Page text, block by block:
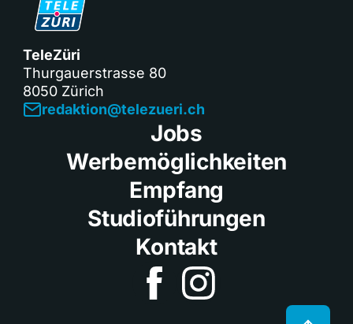
TeleZüri
Thurgauerstrasse 80
8050 Zürich
redaktion@telezueri.ch
Jobs
Werbemöglichkeiten
Empfang
Studioführungen
Kontakt